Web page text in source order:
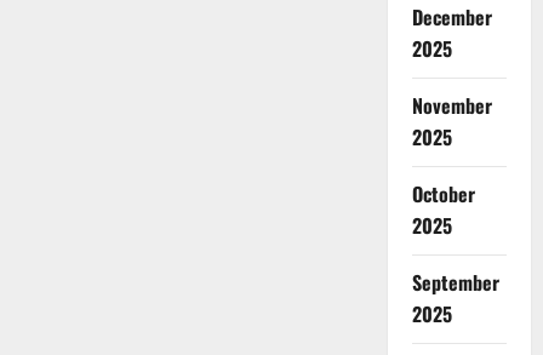
December
2025
November
2025
October
2025
September
2025